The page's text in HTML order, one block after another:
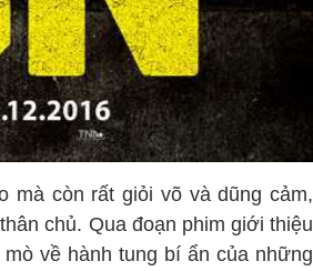
mà còn rất giỏi võ và dũng cảm,
chủ. Qua đoạn phim giới thiệu
về hành tung bí ẩn của những